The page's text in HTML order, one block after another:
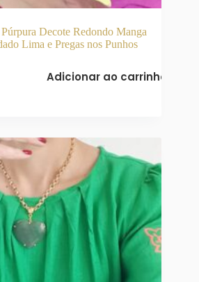
Decote Redondo Manga
Lima e Pregas nos Punhos
Adicionar ao carrinho